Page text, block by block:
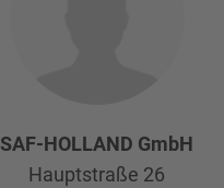
SAF-HOLLAND GmbH
Hauptstraße 26